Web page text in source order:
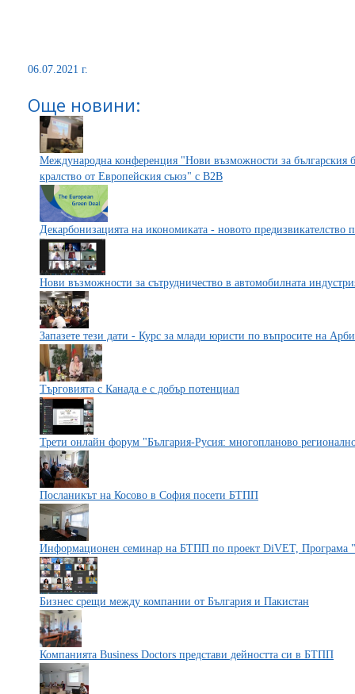
06.07.2021 г.
Още новини:
Международна конференция "Нови възможности за българския
кралство от Европейския съюз" с B2B
Декарбонизацията на икономиката - новото предизвикателство
Нови възможности за сътрудничество в автомобилната
Запазете тези дати - Курс за млади юристи по въпросите на
Търговията с Канада е с добър потенциал
Трети онлайн форум "България-Русия: многопланово
Посланикът на Косово в София посети БТПП
Информационен семинар на БТПП по проект DiVET, Програма
Бизнес срещи между компании от България и Пакистан
Компанията Business Doctors представи дейността си в БТПП